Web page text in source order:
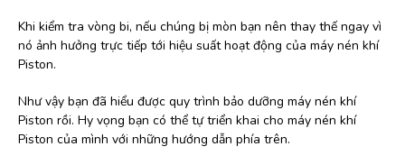
Khi kiểm tra vòng bi, nếu chúng bị mòn bạn nên thay thế ngay vì
nó ảnh hưởng trực tiếp tới hiệu suất hoạt động của máy nén khí
Piston.
Như vậy bạn đã hiểu được quy trình bảo dưỡng máy nén khí
Piston rồi. Hy vọng bạn có thể tự triển khai cho máy nén khí
Piston của mình với những hướng dẫn phía trên.